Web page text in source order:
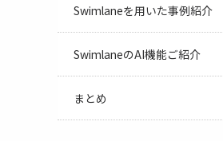
Swimlaneを用いた事例紹介
SwimlaneのAI機能ご紹介
まとめ